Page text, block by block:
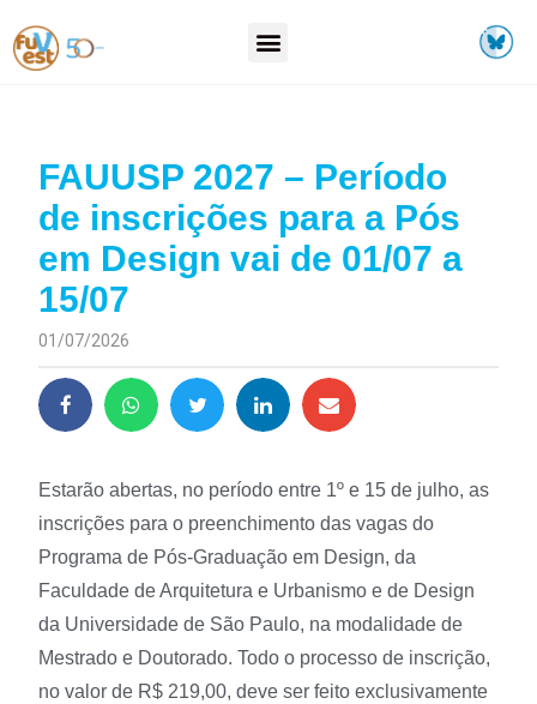
FAUUSP 2027 – Período
de inscrições para a Pós
em Design vai de 01/07 a
15/07
01/07/2026
Estarão abertas, no período entre 1º e 15 de julho, as
inscrições para o preenchimento das vagas do
Programa de Pós-Graduação em Design, da
Faculdade de Arquitetura e Urbanismo e de Design
da Universidade de São Paulo, na modalidade de
Mestrado e Doutorado. Todo o processo de inscrição,
no valor de R$ 219,00, deve ser feito exclusivamente